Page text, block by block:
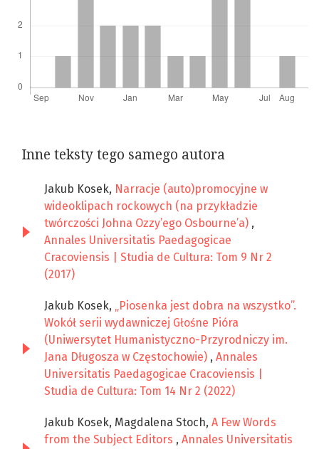
Inne teksty tego samego autora
Jakub Kosek, Narracje (auto)promocyjne w
wideoklipach rockowych (na przykładzie
twórczości Johna Ozzy’ego Osbourne’a) ,
Annales Universitatis Paedagogicae
Cracoviensis | Studia de Cultura: Tom 9 Nr 2
(2017)
Jakub Kosek, „Piosenka jest dobra na wszystko”.
Wokół serii wydawniczej Głośne Pióra
(Uniwersytet Humanistyczno-Przyrodniczy im.
Jana Długosza w Częstochowie) , Annales
Universitatis Paedagogicae Cracoviensis |
Studia de Cultura: Tom 14 Nr 2 (2022)
Jakub Kosek, Magdalena Stoch, A Few Words
from the Subject Editors , Annales Universitatis